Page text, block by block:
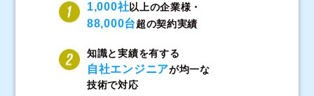
1,000社以上の企業様・
88,000台超の契約実績
知識と実績を有する
自社エンジニアが均一な
技術で対応